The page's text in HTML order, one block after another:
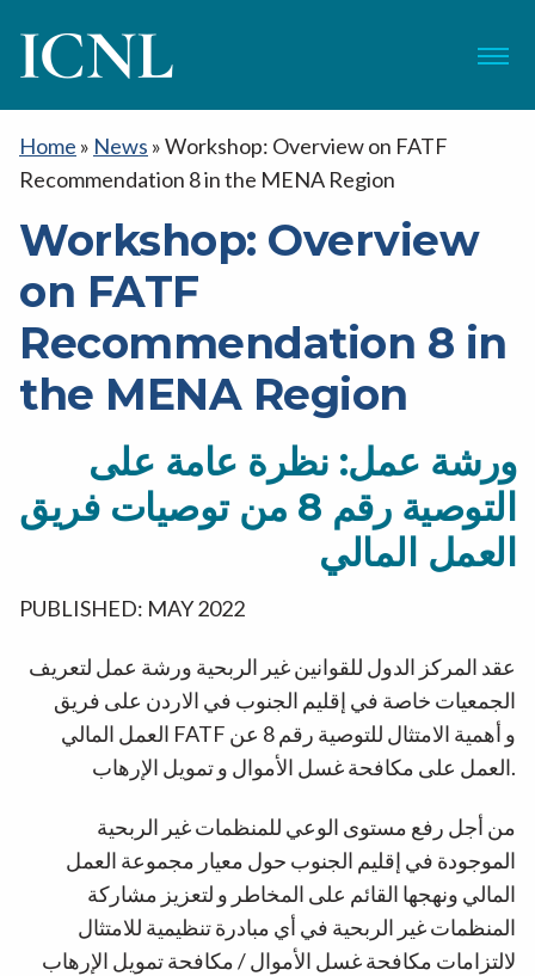
ICNL Menu
Home » News »Workshop: Overview on FATF
Recommendation 8 in the MENA Region
Workshop: Overview
on FATF
Recommendation 8 in
the MENA Region
ورشة عمل: نظرة عامة على
التوصية رقم 8 من توصيات فريق
العمل المالي
PUBLISHED: MAY 2022
عقد المركز الدول للقوانين غير الربحية ورشة عمل لتعريف
الجمعيات خاصة في إقليم الجنوب في الاردن على فريق
العمل المالي FATF و أهمية الامتثال للتوصية رقم 8 عن
العمل على مكافحة غسل الأموال و تمويل الإرهاب.
من أجل رفع مستوى الوعي للمنظمات غير الربحية
الموجودة في إقليم الجنوب حول معيار مجموعة العمل
المالي ونهجها القائم على المخاطر و لتعزيز مشاركة
المنظمات غير الربحية في أي مبادرة تنظيمية للامتثال
لالتزامات مكافحة غسل الأموال / مكافحة تمويل الإرهاب